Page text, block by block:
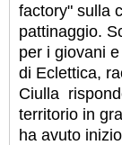
factory" sulla
pattinaggio.
per i giovani
di Eclettica,
Ciulla
territorio in
ha avuto